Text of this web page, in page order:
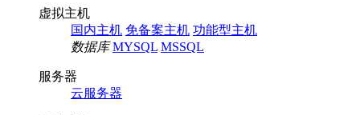
虚拟主机
国内主机 免备案主机 功能型主机
数据库 MYSQL MSSQL
服务器
云服务器